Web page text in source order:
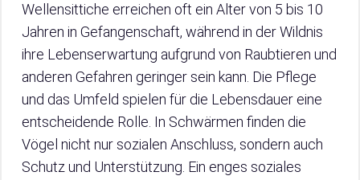
Wellensittiche erreichen oft ein Alter von 5 bis 10
Jahren in Gefangenschaft, während in der Wildnis
ihre Lebenserwartung aufgrund von Raubtieren und
anderen Gefahren geringer sein kann. Die Pflege
und das Umfeld spielen für die Lebensdauer eine
entscheidende Rolle. In Schwärmen finden die
Vögel nicht nur sozialen Anschluss, sondern auch
Schutz und Unterstützung. Ein enges soziales